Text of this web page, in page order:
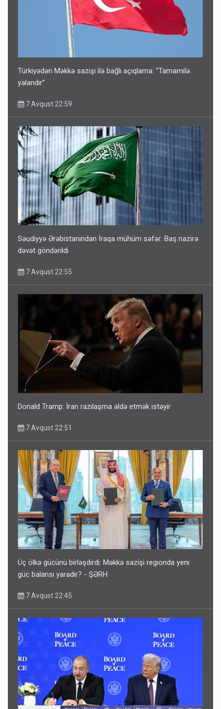
Türkiyədən Məkkə sazişi ilə bağlı açıqlama: “Tamamilə
yalandır”
7 Avqust 22:59
Səudiyyə Ərəbistanından İraqa mühüm səfər: Baş nazirə
dəvət göndərildi
7 Avqust 22:55
Donald Tramp: İran razılaşma əldə etmək istəyir
7 Avqust 22:51
Üç ölkə gücünü birləşdirdi: Məkkə sazişi regionda yeni
güc balansı yaradır? - ŞƏRH
7 Avqust 22:45